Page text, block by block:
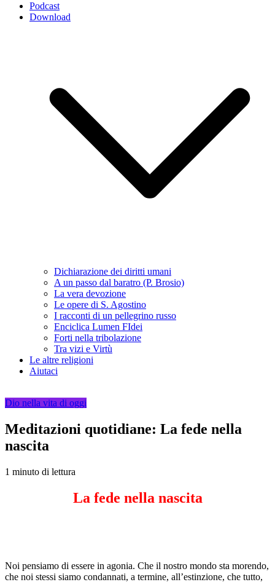
Podcast
Download
Dichiarazione dei diritti umani
A un passo dal baratro (P. Brosio)
La vera devozione
Le opere di S. Agostino
I racconti di un pellegrino russo
Enciclica Lumen FIdei
Forti nella tribolazione
Tra vizi e Virtù
Le altre religioni
Aiutaci
Dio nella vita di oggi
Meditazioni quotidiane: La fede nella
nascita
1 minuto di lettura
La fede nella nascita
Noi pensiamo di essere in agonia. Che il nostro mondo sta morendo,
che noi stessi siamo condannati, a termine, all’estinzione, che tutto,